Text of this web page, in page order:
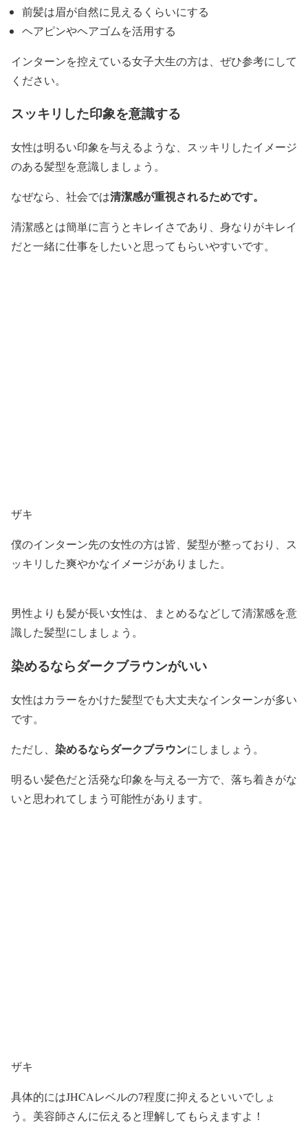
前髪は眉が自然に見えるくらいにする
ヘアピンやヘアゴムを活用する
インターンを控えている女子大生の方は、ぜひ参考にして
ください。
スッキリした印象を意識する
女性は明るい印象を与えるような、スッキリしたイメージ
のある髪型を意識しましょう。
なぜなら、社会では清潔感が重視されるためです。
清潔感とは簡単に言うとキレイさであり、身なりがキレイ
だと一緒に仕事をしたいと思ってもらいやすいです。
ザキ
僕のインターン先の女性の方は皆、髪型が整っており、ス
ッキリした爽やかなイメージがありました。
男性よりも髪が長い女性は、まとめるなどして清潔感を意
識した髪型にしましょう。
染めるならダークブラウンがいい
女性はカラーをかけた髪型でも大丈夫なインターンが多い
です。
ただし、 染めるならダークブラウンにしましょう。
明るい髪色だと活発な印象を与える一方で、落ち着きがな
いと思われてしまう可能性があります。
ザキ
具体的にはJHCAレベルの7程度に抑えるといいでしょ
う。美容師さんに伝えると理解してもらえますよ！